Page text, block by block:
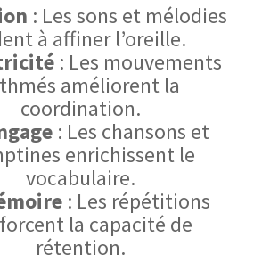
: Les sons et mélodies
à affiner l’oreille.
: Les mouvements
améliorent la
coordination.
: Les chansons et
enrichissent le
vocabulaire.
: Les répétitions
la capacité de
rétention.